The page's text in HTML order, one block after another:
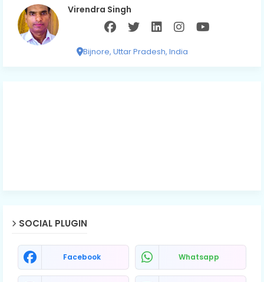
Virendra Singh
Bijnore, Uttar Pradesh, India
SOCIAL PLUGIN
Facebook Whatsapp